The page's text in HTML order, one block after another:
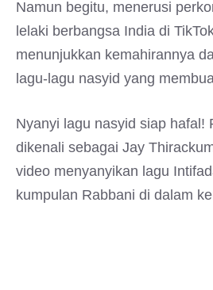
Namun begitu, menerusi
lelaki berbangsa India di
menunjukkan kemahirannya
lagu-lagu nasyid yang
Nyanyi lagu nasyid siap hafal!
dikenali sebagai Jay
video menyanyikan lagu
kumpulan Rabbani di dalam